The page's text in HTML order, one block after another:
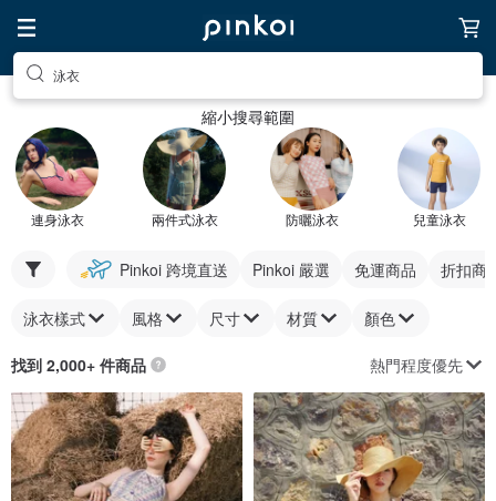
泳衣
縮小搜尋範圍
連身泳衣 兩件式泳衣 防曬泳衣 兒童泳衣
Pinkoi 跨境直送 Pinkoi 嚴選 免運商品 折扣商
泳衣樣式 風格 尺寸 材質 顏色
找到 2,000+ 件商品 熱門程度優先